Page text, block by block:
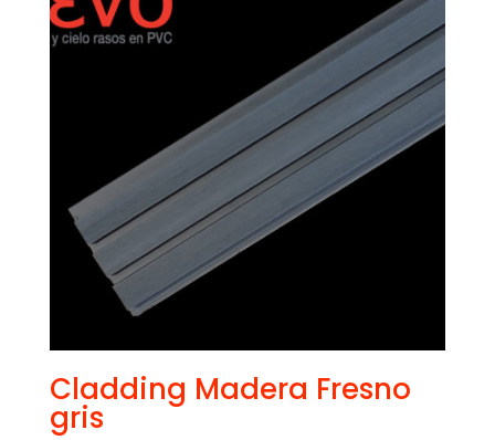
Cladding Madera Fresno
gris